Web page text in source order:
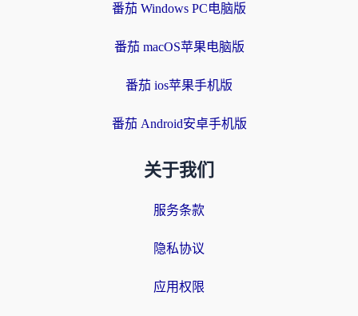
番茄 Windows PC电脑版
番茄 macOS苹果电脑版
番茄 ios苹果手机版
番茄 Android安卓手机版
关于我们
服务条款
隐私协议
应用权限